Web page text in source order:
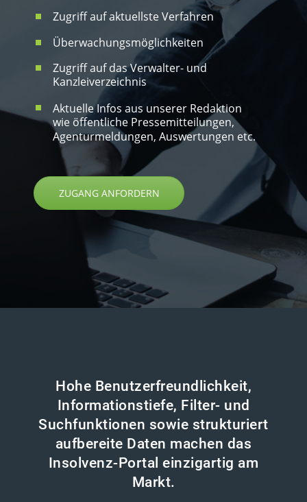
Zugriff auf aktuellste Verfahren
Überwachungsmöglichkeiten
Zugriff auf das Verwalter- und
Kanzleiverzeichnis
Aktuelle Infos aus unserer Redaktion
wie öffentliche Pressemitteilungen,
Agenturmeldungen, Auswertungen etc.
ZUGANG ANFORDERN
Hohe Benutzerfreundlichkeit,
Informationstiefe, Filter- und
Suchfunktionen sowie strukturiert
aufbereite Daten machen das
Insolvenz-Portal einzigartig am
Markt.